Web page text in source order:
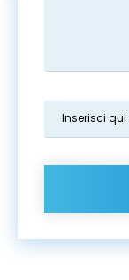
Inserisci qui